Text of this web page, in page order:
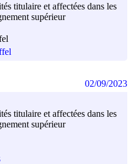
titulaire et affectées dans les
supérieur
titulaire et affectées dans les
supérieur
02/09/2023